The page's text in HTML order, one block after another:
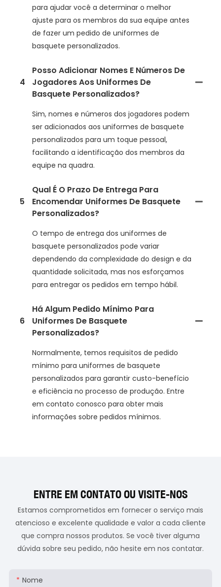
para ajudar você a determinar o melhor
ajuste para os membros da sua equipe antes
de fazer um pedido de uniformes de
basquete personalizados.
4
Posso Adicionar Nomes E Números De
Jogadores Aos Uniformes De
Basquete Personalizados?
Sim, nomes e números dos jogadores podem
ser adicionados aos uniformes de basquete
personalizados para um toque pessoal,
facilitando a identificação dos membros da
equipe na quadra.
5
Qual É O Prazo De Entrega Para
Encomendar Uniformes De Basquete
Personalizados?
O tempo de entrega dos uniformes de
basquete personalizados pode variar
dependendo da complexidade do design e da
quantidade solicitada, mas nos esforçamos
para entregar os pedidos em tempo hábil.
6
Há Algum Pedido Mínimo Para
Uniformes De Basquete
Personalizados?
Normalmente, temos requisitos de pedido
mínimo para uniformes de basquete
personalizados para garantir custo-benefício
e eficiência no processo de produção. Entre
em contato conosco para obter mais
informações sobre pedidos mínimos.
ENTRE EM CONTATO OU VISITE-NOS
Estamos comprometidos em fornecer o serviço mais
atencioso e excelente qualidade e valor a cada cliente
que compra nossos produtos. Se você tiver alguma
dúvida sobre seu pedido, não hesite em nos contatar.
Nome